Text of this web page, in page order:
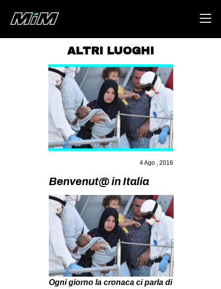
ABOUT
AREA
DEGENERAZIONE
GAZA FREESTYLE
ZAM
MILANO
MOBILITAZIONI
SPAZI
SPORT POPOLARE
ALTRI LUOGHI
4 Ago , 2016
Benvenut@ in Italia
Ogni giorno la cronaca ci parla di